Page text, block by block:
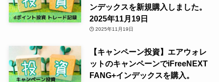
ンデックスを新規購入しました。
2025年11月19日
2025年11月19日
【キャンペーン投資】エアウォレ
ットのキャンペーンでiFreeNEXT
FANG+インデックスを購入。